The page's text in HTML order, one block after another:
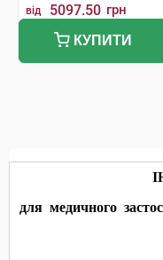
від 5097.50 грн
КУПИТИ